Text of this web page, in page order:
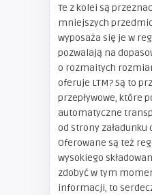
Te z kolei są
mniejszych
wyposaża się je w
pozwalają na
o rozmaitych
oferuje LTM? Są to
przepływowe, które
automatyczne
od strony załadunku
Oferowane są też
wysokiego
zdobyć w tym
informacji, to